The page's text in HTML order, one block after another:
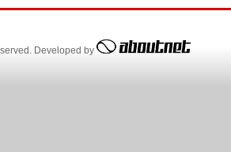
Developed by